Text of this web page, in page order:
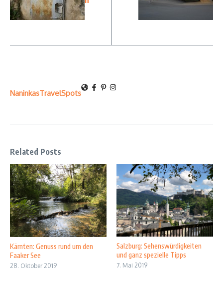
NaninkasTravelSpots
Related Posts
Kärnten: Genuss rund um den
Faaker See
28. Oktober 2019
Salzburg: Sehenswürdigkeiten
und ganz spezielle Tipps
7. Mai 2019